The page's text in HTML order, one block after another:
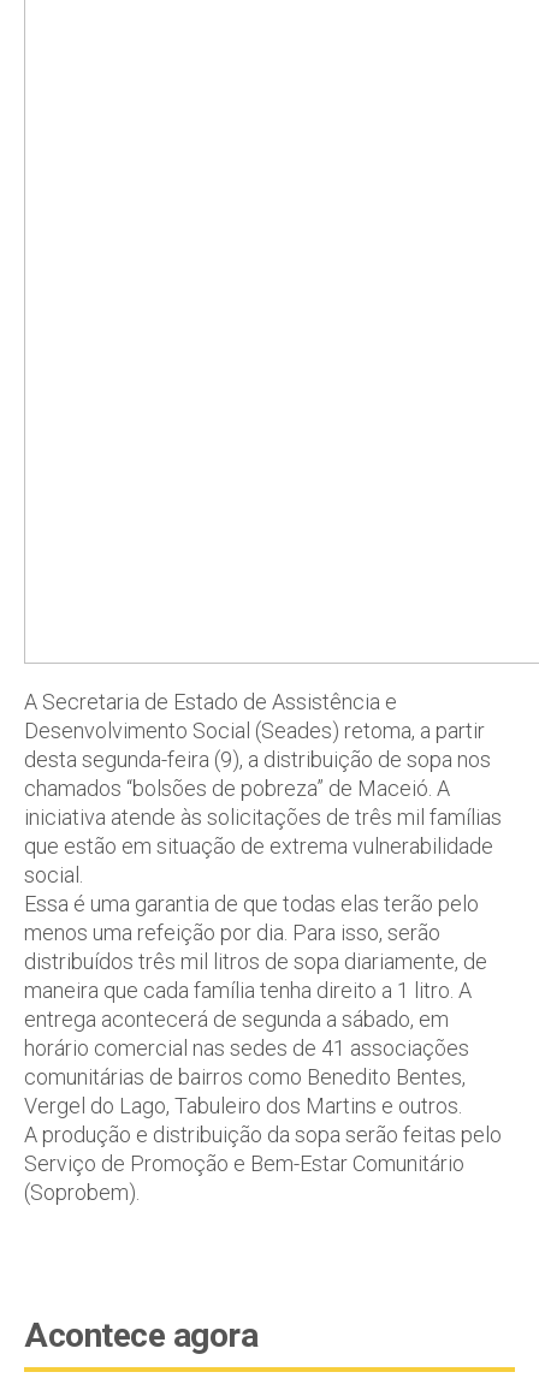
A Secretaria de Estado de Assistência e
Desenvolvimento Social (Seades) retoma, a partir
desta segunda-feira (9), a distribuição de sopa nos
chamados “bolsões de pobreza” de Maceió. A
iniciativa atende às solicitações de três mil famílias
que estão em situação de extrema vulnerabilidade
social.
Essa é uma garantia de que todas elas terão pelo
menos uma refeição por dia. Para isso, serão
distribuídos três mil litros de sopa diariamente, de
maneira que cada família tenha direito a 1 litro. A
entrega acontecerá de segunda a sábado, em
horário comercial nas sedes de 41 associações
comunitárias de bairros como Benedito Bentes,
Vergel do Lago, Tabuleiro dos Martins e outros.
A produção e distribuição da sopa serão feitas pelo
Serviço de Promoção e Bem-Estar Comunitário
(Soprobem).
Acontece agora